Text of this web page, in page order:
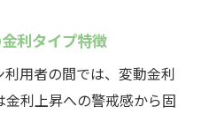
利タイプ特徴
用者の間では、変動金利
利上昇への警戒感から固